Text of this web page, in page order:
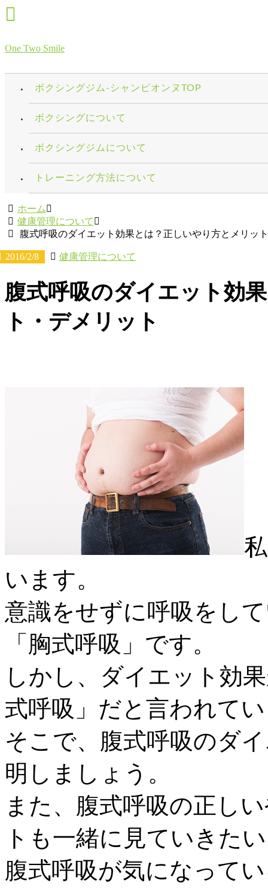
One Two Smile
ボクシングジム-シャンピオンヌTOP
ボクシングについて
ボクシングジムについて
トレーニング方法について
ホーム
健康管理について
腹式呼吸のダイエット効果とは？正しいやり方とメリッ
2016/2/8 健康管理について
腹式呼吸のダイエット効
ト・デメリット
います。
意識をせずに呼吸をし
「胸式呼吸」です。
しかし、ダイエット効
式呼吸」だと言われて
そこで、腹式呼吸のダ
明しましょう。
また、腹式呼吸の正し
トも一緒に見ていきた
腹式呼吸が気になって